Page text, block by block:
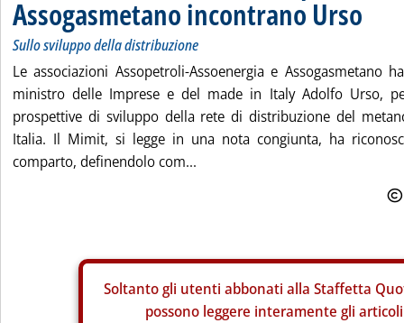
Assogasmetano incontrano Urso
Sullo sviluppo della distribuzione
Le associazioni Assopetroli-Assoenergia e Assogasmetano
ministro delle Imprese e del made in Italy Adolfo Urso,
prospettive di sviluppo della rete di distribuzione del
Italia. Il Mimit, si legge in una nota congiunta, ha
comparto, definendolo com...
Soltanto gli utenti abbonati alla Staffetta
possono leggere interamente gli